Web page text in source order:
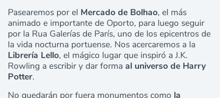
Pasearemos por el Mercado de Bolhao, el más
animado e importante de Oporto, para luego seguir
por la Rua Galerías de París, uno de los epicentros de
la vida nocturna portuense. Nos acercaremos a la
Librería Lello, el mágico lugar que inspiró a J.K.
Rowling a escribir y dar forma al universo de Harry
Potter.
No quedarán por fuera monumentos como la